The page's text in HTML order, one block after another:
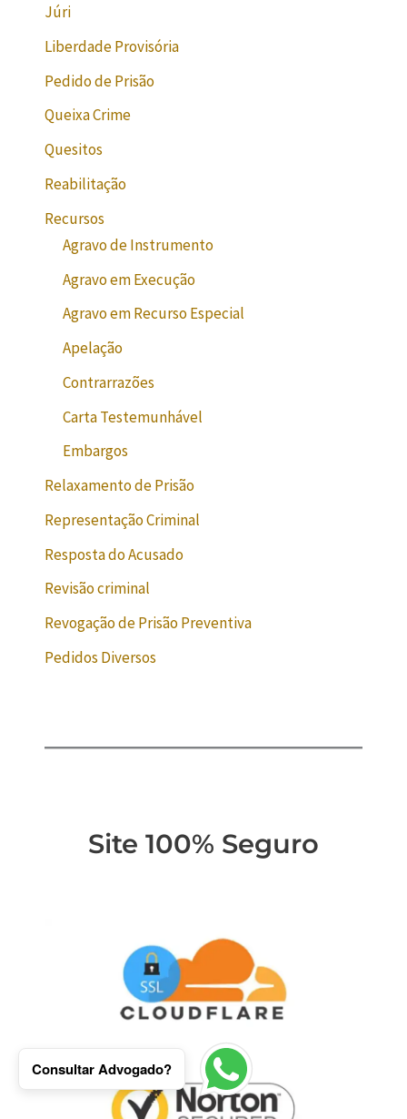
Júri
Liberdade Provisória
Pedido de Prisão
Queixa Crime
Quesitos
Reabilitação
Recursos
Agravo de Instrumento
Agravo em Execução
Agravo em Recurso Especial
Apelação
Contrarrazões
Carta Testemunhável
Embargos
Relaxamento de Prisão
Representação Criminal
Resposta do Acusado
Revisão criminal
Revogação de Prisão Preventiva
Pedidos Diversos
Site 100% Seguro
Consultar Advogado?